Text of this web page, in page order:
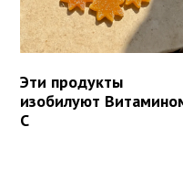
Эти продукты
изобилуют
С